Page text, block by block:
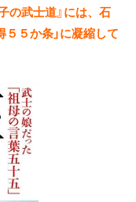
武士道』には、石
５か条」に凝縮して